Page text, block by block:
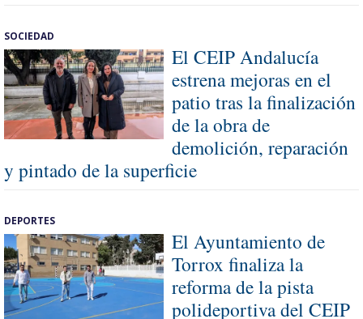
SOCIEDAD
El CEIP Andalucía
estrena mejoras en el
patio tras la finalización
de la obra de
demolición, reparación
y pintado de la superficie
DEPORTES
El Ayuntamiento de
Torrox finaliza la
reforma de la pista
polideportiva del CEIP